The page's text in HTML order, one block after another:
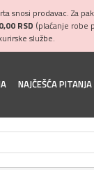
snosi prodavac. Za
RSD (plaćanje robe
službe.
NAJČEŠĆA PITANJA